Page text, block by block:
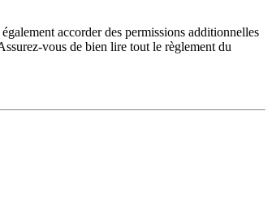
accorder des permissions additionnelles
vous de bien lire tout le règlement du